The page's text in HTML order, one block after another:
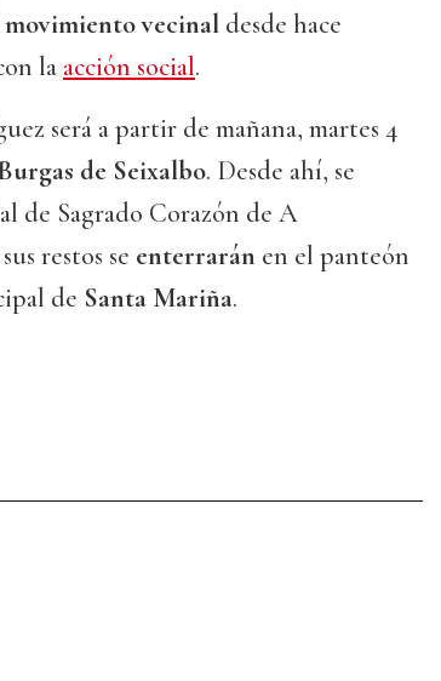
vecinal desde hace
la acción social.
será a partir de mañana, martes 4
de Seixalbo. Desde ahí, se
de Sagrado Corazón de A
restos se enterrarán en el panteón
de Santa Mariña.